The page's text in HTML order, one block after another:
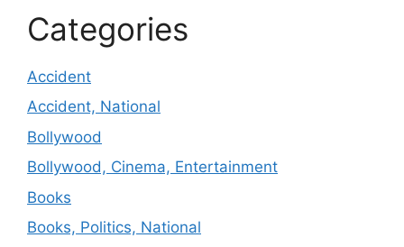
Categories
Accident
Accident, National
Bollywood
Bollywood, Cinema, Entertainment
Books
Books, Politics, National